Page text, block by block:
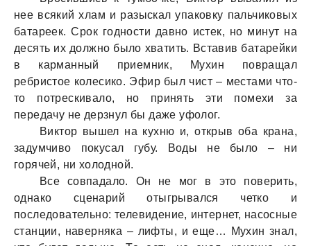
нее всякий хлам и разыскал упаковку пальчиковых
батареек. Срок годности давно истек, но минут на
десять их должно было хватить. Вставив батарейки
в карманный приемник, Мухин повращал
ребристое колесико. Эфир был чист – местами что-
то потрескивало, но принять эти помехи за
передачу не дерзнул бы даже уфолог.
Виктор вышел на кухню и, открыв оба крана,
задумчиво покусал губу. Воды не было – ни
горячей, ни холодной.
Все совпадало. Он не мог в это поверить,
однако сценарий отыгрывался четко и
последовательно: телевидение, интернет, насосные
станции, наверняка – лифты, и еще… Мухин знал,